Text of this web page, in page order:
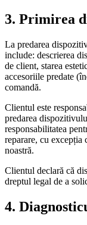
3. Primirea
La predarea
include: descrierea
de client, starea
accesoriile predate
comandă.
Clientul este
predarea
responsabilitatea
reparare, cu excepția
noastră.
Clientul declară că
dreptul legal de a
4.